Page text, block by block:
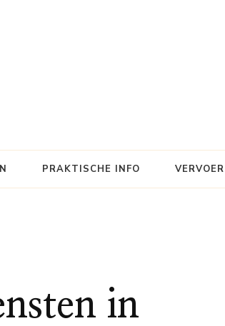
PRAKTISCHE INFO VERVOER
in